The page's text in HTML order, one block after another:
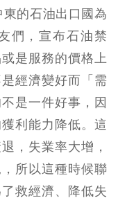
的石油出口國為
們，宣布石油禁
是服務的價格上
經濟變好而「需
是一件好事，因
利能力降低。這
，失業率大增，
所以這種時候聯
救經濟、降低失